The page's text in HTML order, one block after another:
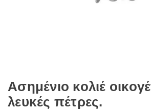
Ασημένιο κολιέ
λευκές πέτρες.